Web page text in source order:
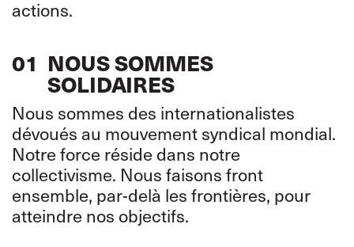
actions.
01 NOUS SOMMES
SOLIDAIRES
Nous sommes des internationalistes
dévoués au mouvement syndical mondial.
Notre force réside dans notre
collectivisme. Nous faisons front
ensemble, par-delà les frontières, pour
atteindre nos objectifs.